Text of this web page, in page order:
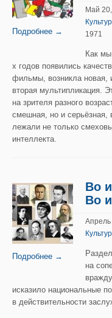
Подробнее →
Май
1971
Как
х годов появились
фильмы, возникла новая,
вторая мультипликация.
на зрителя разного
смешная, но и серьёзная,
лежали не только
интеллекта.
Подробнее →
Во
Во
на
исказило национальные
в действительности